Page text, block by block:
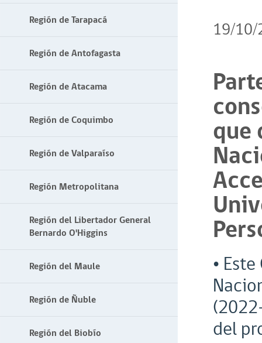
Región de Tarapacá
Región de Antofagasta
Región de Atacama
Región de Coquimbo
Región de Valparaíso
Región Metropolitana
Región del Libertador General
Bernardo O'Higgins
Región del Maule
Región de Ñuble
Región del Biobío
19/
que
•
del